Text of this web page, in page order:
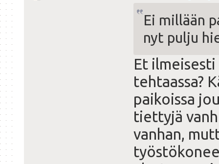
Ei millään
nyt pulju
Et
tehtaassa?
paikoissa
tiettyjä
vanhan,